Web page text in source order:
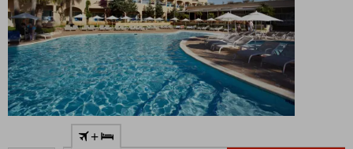
Ook All
Inclusive
mogelijk
+